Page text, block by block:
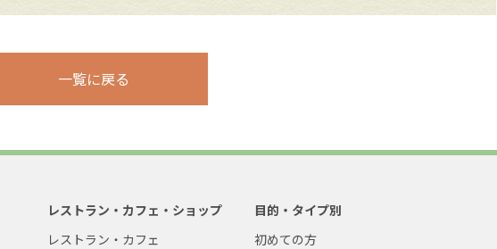
一覧に戻る
レストラン・カフェ・ショップ
レストラン・カフェ
目的・タイプ別
初めての方